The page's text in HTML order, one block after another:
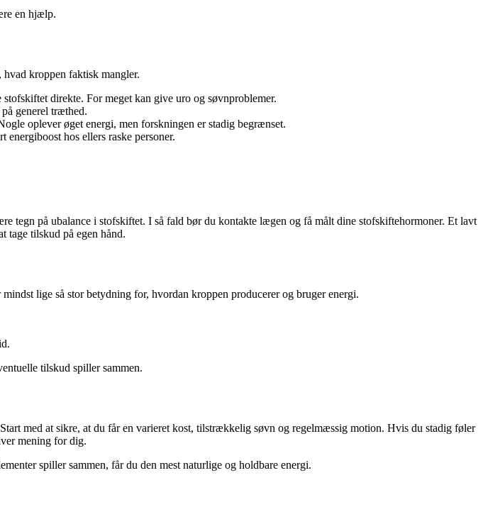
en hjælp.
kroppen faktisk mangler.
direkte. For meget kan give uro og søvnproblemer.
generel træthed.
oplever øget energi, men forskningen er stadig begrænset.
hos ellers raske personer.
på ubalance i stofskiftet. I så fald bør du kontakte lægen og få målt dine stofskiftehormoner. Et lavt
tage tilskud på egen hånd.
lige så stor betydning for, hvordan kroppen producerer og bruger energi.
tilskud spiller sammen.
med at sikre, at du får en varieret kost, tilstrækkelig søvn og regelmæssig motion. Hvis du stadig føler
mening for dig.
spiller sammen, får du den mest naturlige og holdbare energi.